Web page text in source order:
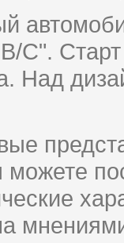
C".
Над
можете